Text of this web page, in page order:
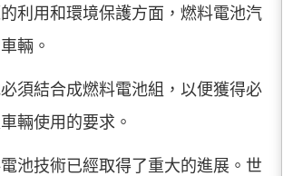
利用和環境保護方面，燃料電池汽
輛。
須結合成燃料電池組，以便獲得必
輛使用的要求。
池技術已經取得了重大的進展。世